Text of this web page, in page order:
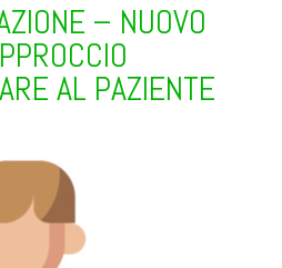
– NUOVO
AL PAZIENTE